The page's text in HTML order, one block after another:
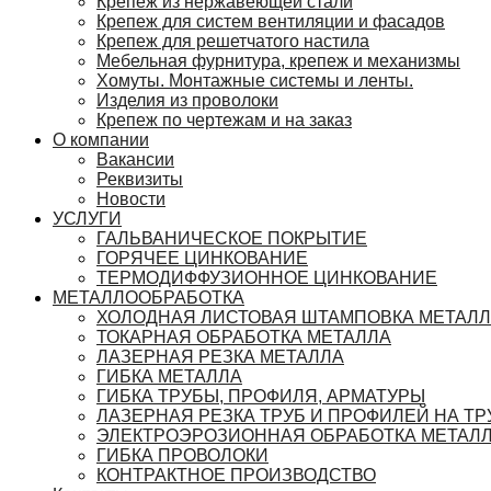
Крепеж для систем вентиляции и фасадов
Крепеж для решетчатого настила
Мебельная фурнитура, крепеж и механизмы
Хомуты. Монтажные системы и ленты.
Изделия из проволоки
Крепеж по чертежам и на заказ
О компании
Вакансии
Реквизиты
Новости
УСЛУГИ
ГАЛЬВАНИЧЕСКОЕ ПОКРЫТИЕ
ГОРЯЧЕЕ ЦИНКОВАНИЕ
ТЕРМОДИФФУЗИОННОЕ ЦИНКОВАНИЕ
МЕТАЛЛООБРАБОТКА
ХОЛОДНАЯ ЛИСТОВАЯ ШТАМПОВКА
ТОКАРНАЯ ОБРАБОТКА МЕТАЛЛА
ЛАЗЕРНАЯ РЕЗКА МЕТАЛЛА
ГИБКА МЕТАЛЛА
ГИБКА ТРУБЫ, ПРОФИЛЯ, АРМАТУРЫ
ЛАЗЕРНАЯ РЕЗКА ТРУБ И ПРОФИЛЕЙ НА
ЭЛЕКТРОЭРОЗИОННАЯ ОБРАБОТКА
ГИБКА ПРОВОЛОКИ
КОНТРАКТНОЕ ПРОИЗВОДСТВО